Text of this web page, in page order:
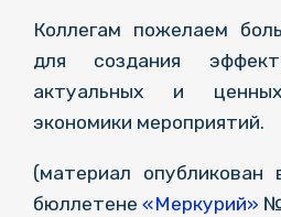
Коллегам пожелаем
для создания
актуальных и
экономики мероприятий.
(материал опубликован
бюллетене «Меркурий»